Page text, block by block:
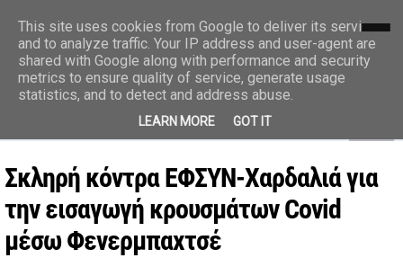
styranews.gr
Ειδήσεις-Γεγονότα-Επικαιρότητα
Σκληρή κόντρα ΕΦΣΥΝ-Χαρδαλιά για
την εισαγωγή κρουσμάτων Covid
μέσω Φενερμπαχτσέ
This site uses cookies from Google to deliver its services
and to analyze traffic. Your IP address and user-agent are
shared with Google along with performance and security
metrics to ensure quality of service, generate usage
statistics, and to detect and address abuse.
LEARN MORE GOT IT